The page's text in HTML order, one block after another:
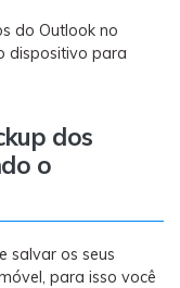
do Outlook no
dispositivo para
dos
o
salvar os seus
para isso você